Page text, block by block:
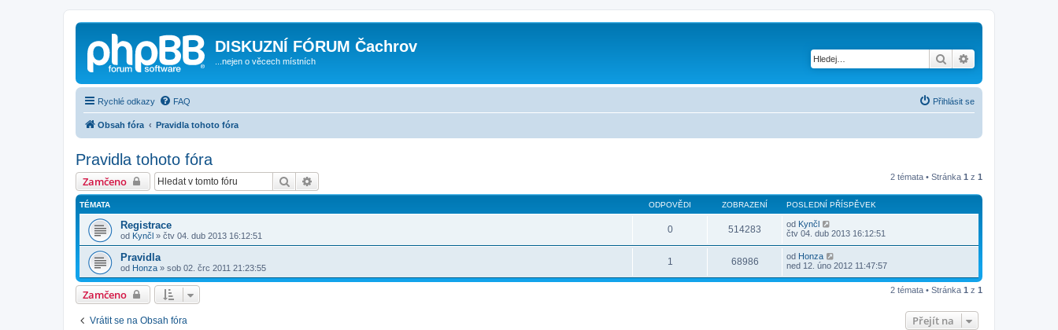
DISKUZNÍ FÓRUM Čachrov
...nejen o věcech místních Hledat
Rychlé odkazy FAQ Přihlásit se
Obsah fóra Pravidla tohoto fóra
Pravidla tohoto fóra
Zamčeno Hledat 2 témata • Stránka 1 z 1
TÉMATA ODPOVĚDI ZOBRAZENÍ POSLEDNÍ PŘÍSPĚVEK
Registrace
od Kynčl » čtv 04. dub 2013 16:12:51
0 514283 od Kynčl
čtv 04. dub 2013 16:12:51
Pravidla
od Honza » sob 02. črc 2011 21:23:55
1 68986 od Honza
ned 12. úno 2012 11:47:57
Zamčeno 2 témata • Stránka 1 z 1
Vrátit se na Obsah fóra Přejít na